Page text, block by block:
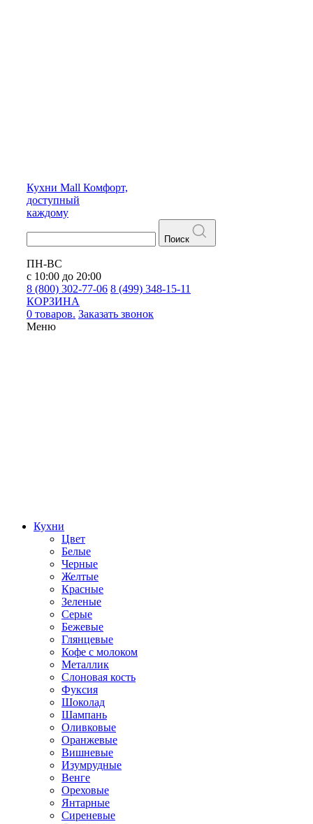
Кухни Mall Комфорт,
доступный
каждому
Поиск
ПН-ВС
с 10:00 до 20:00
8 (800) 302-77-06 8 (499) 348-15-11
КОРЗИНА
0 товаров. Заказать звонок
Меню
Кухни
Цвет
Белые
Черные
Желтые
Красные
Зеленые
Серые
Бежевые
Глянцевые
Кофе с молоком
Металлик
Слоновая кость
Фуксия
Шоколад
Шампань
Оливковые
Оранжевые
Вишневые
Изумрудные
Венге
Ореховые
Янтарные
Сиреневые